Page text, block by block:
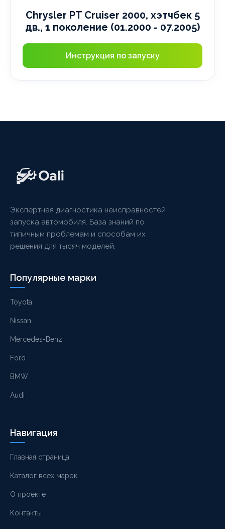
Chrysler PT Cruiser 2000, хэтчбек 5
дв., 1 поколение (01.2000 - 07.2005)
Инструкция по запуску
Экспертная диагностика неисправностей
запуска автомобиля. База знаний по
типичным проблемам и способам их
решения для тысяч моделей.
Популярные марки
Toyota
Nissan
Mercedes-Benz
Ford
BMW
Audi
Навигация
Главная страница
Каталог всех марок
О проекте
Контакты